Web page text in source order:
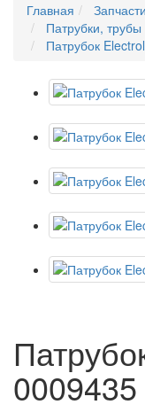
Главная Запчасти
Патрубки, трубы
Патрубок
0009435